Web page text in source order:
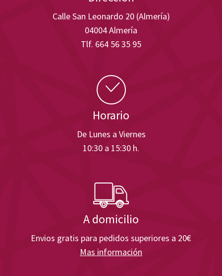
Calle San Leonardo 20 (Almería)
04004 Almería
Tlf. 664 56 35 95
Horario
De Lunes a Viernes
10:30 a 15:30 h.
A domicilio
Envios gratis para pedidos superiores a 20€
Mas información